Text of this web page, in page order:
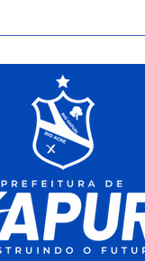
e Agosto
Mês de
e